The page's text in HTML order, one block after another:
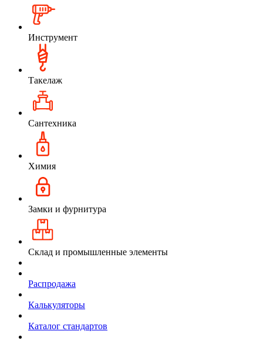
Инструмент
Такелаж
Сантехника
Химия
Замки и фурнитура
Склад и промышленные элементы
Распродажа
Калькуляторы
Каталог стандартов